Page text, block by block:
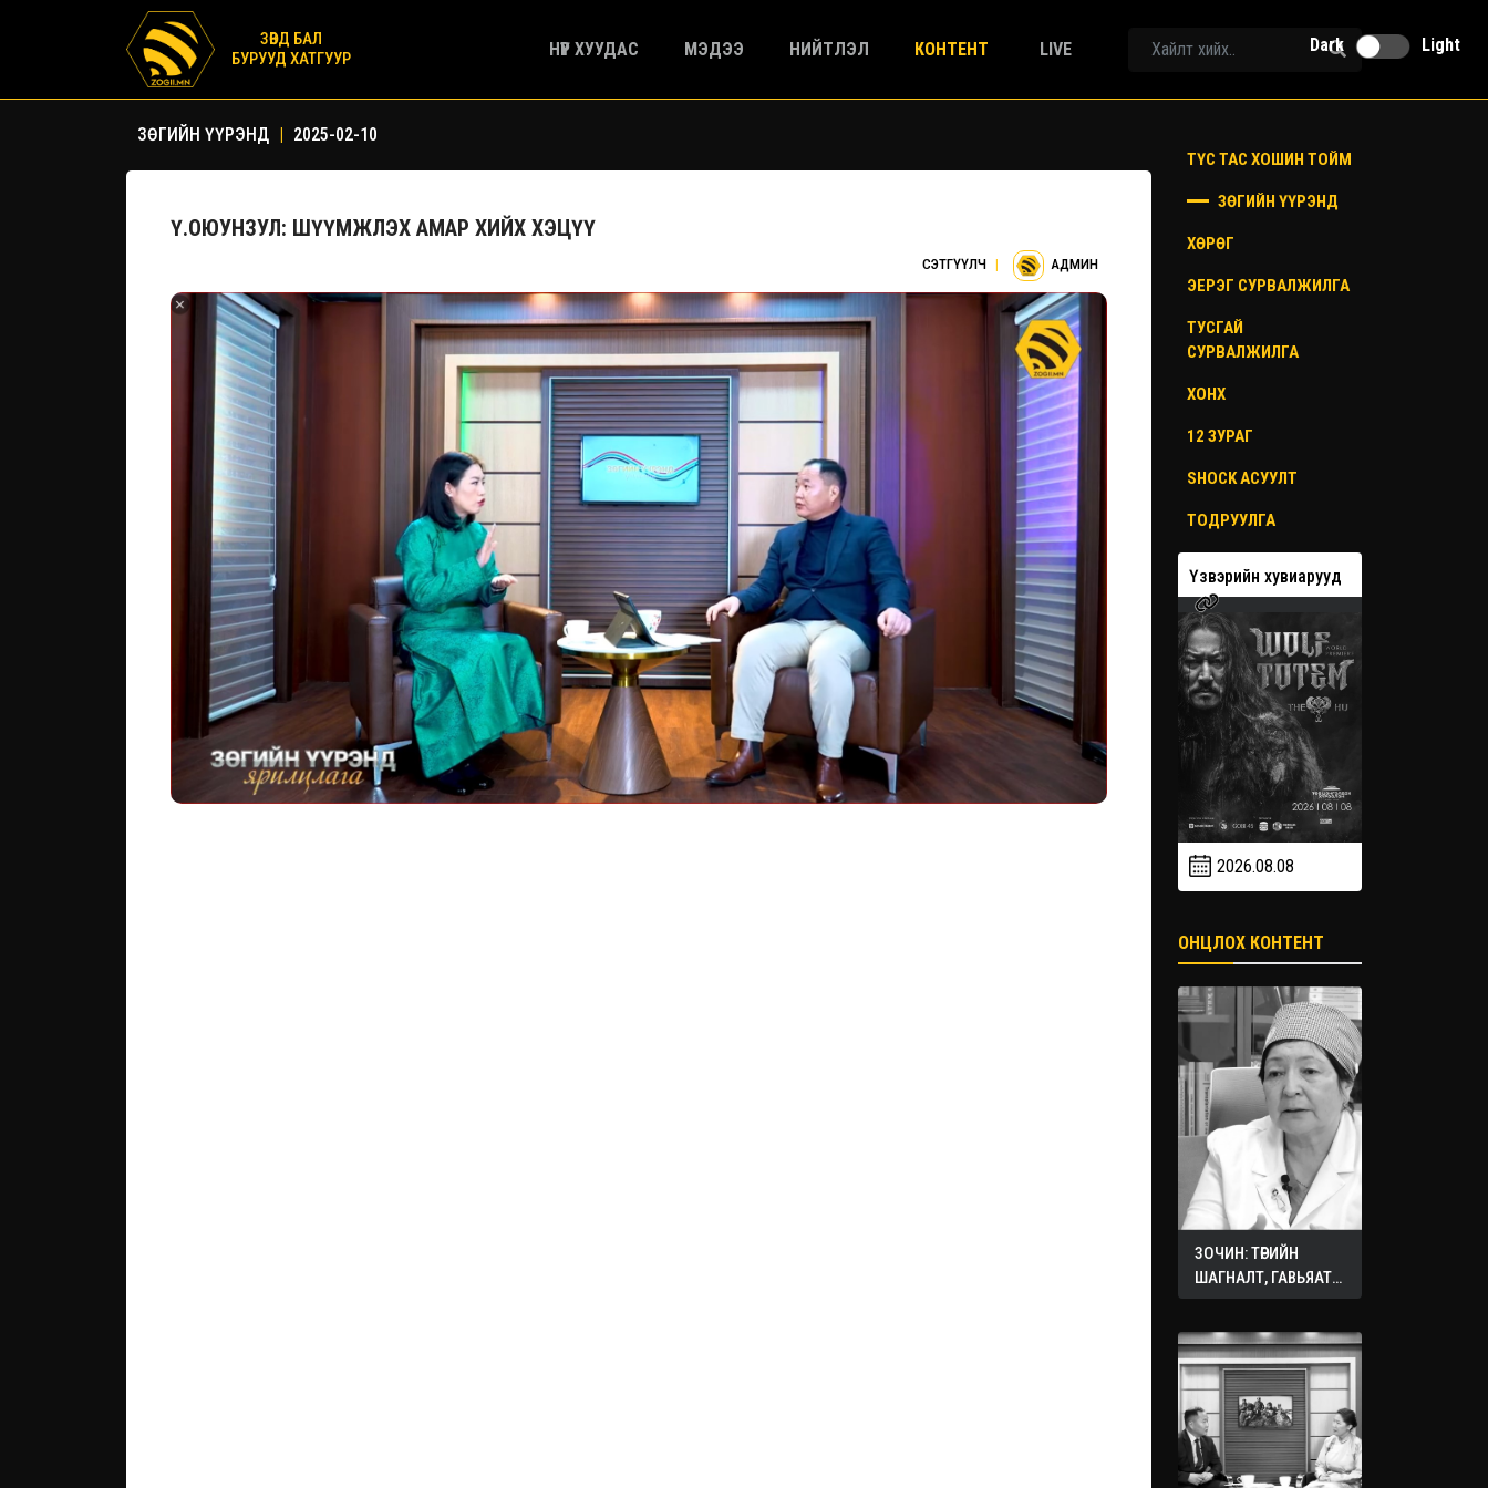
ЗӨВД БАЛ
БУРУУД ХАТГУУР
НҮҮР ХУУДАС МЭДЭЭ НИЙТЛЭЛ КОНТЕНТ LIVE Dark Light
ЗӨГИЙН ҮҮРЭНД | 2025-02-10
Ү.ОЮУНЗУЛ: ШҮҮМЖЛЭХ АМАР ХИЙХ ХЭЦҮҮ
СЭТГҮҮЛЧ | АДМИН
ТҮС ТАС ХОШИН ТОЙМ
ЗӨГИЙН ҮҮРЭНД
ХӨРӨГ
ЭЕРЭГ СУРВАЛЖИЛГА
ТУСГАЙ
СУРВАЛЖИЛГА
ХОНХ
12 ЗУРАГ
SHOCK АСУУЛТ
ТОДРУУЛГА
Үзвэрийн хувиарууд Үзвэрийн хувиарууд Үзвэрийн хувиарууд
2026.08.08
ОНЦЛОХ КОНТЕНТ
ЗОЧИН: ТӨРИЙН
ШАГНАЛТ, ГАВЬЯАТ
ЭМЧ О.СЭРГЭЛЭН